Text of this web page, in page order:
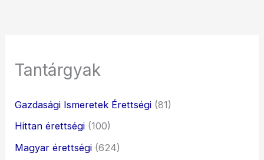
Tantárgyak
Gazdasági Ismeretek Érettségi (81)
Hittan érettségi (100)
Magyar érettségi (624)